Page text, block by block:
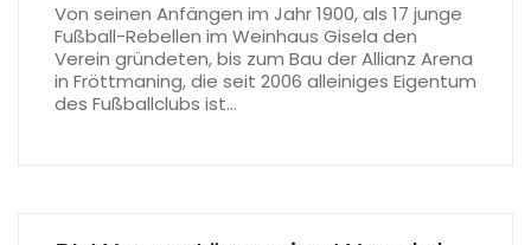
Von seinen Anfängen im Jahr 1900, als 17 junge
Fußball-Rebellen im Weinhaus Gisela den
Verein gründeten, bis zum Bau der Allianz Arena
in Fröttmaning, die seit 2006 alleiniges Eigentum
des Fußballclubs ist…